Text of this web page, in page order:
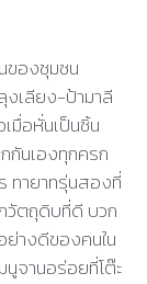
ของชุมชน
งเลียง-ป้ามาลี
มื่อหั่นเป็นชิ้น
กันเองทุกครก
ทายาทรุ่นสองที่
วัตถุดิบที่ดี บวก
ย่างดีของคนใน
จานอร่อยที่โต๊ะ